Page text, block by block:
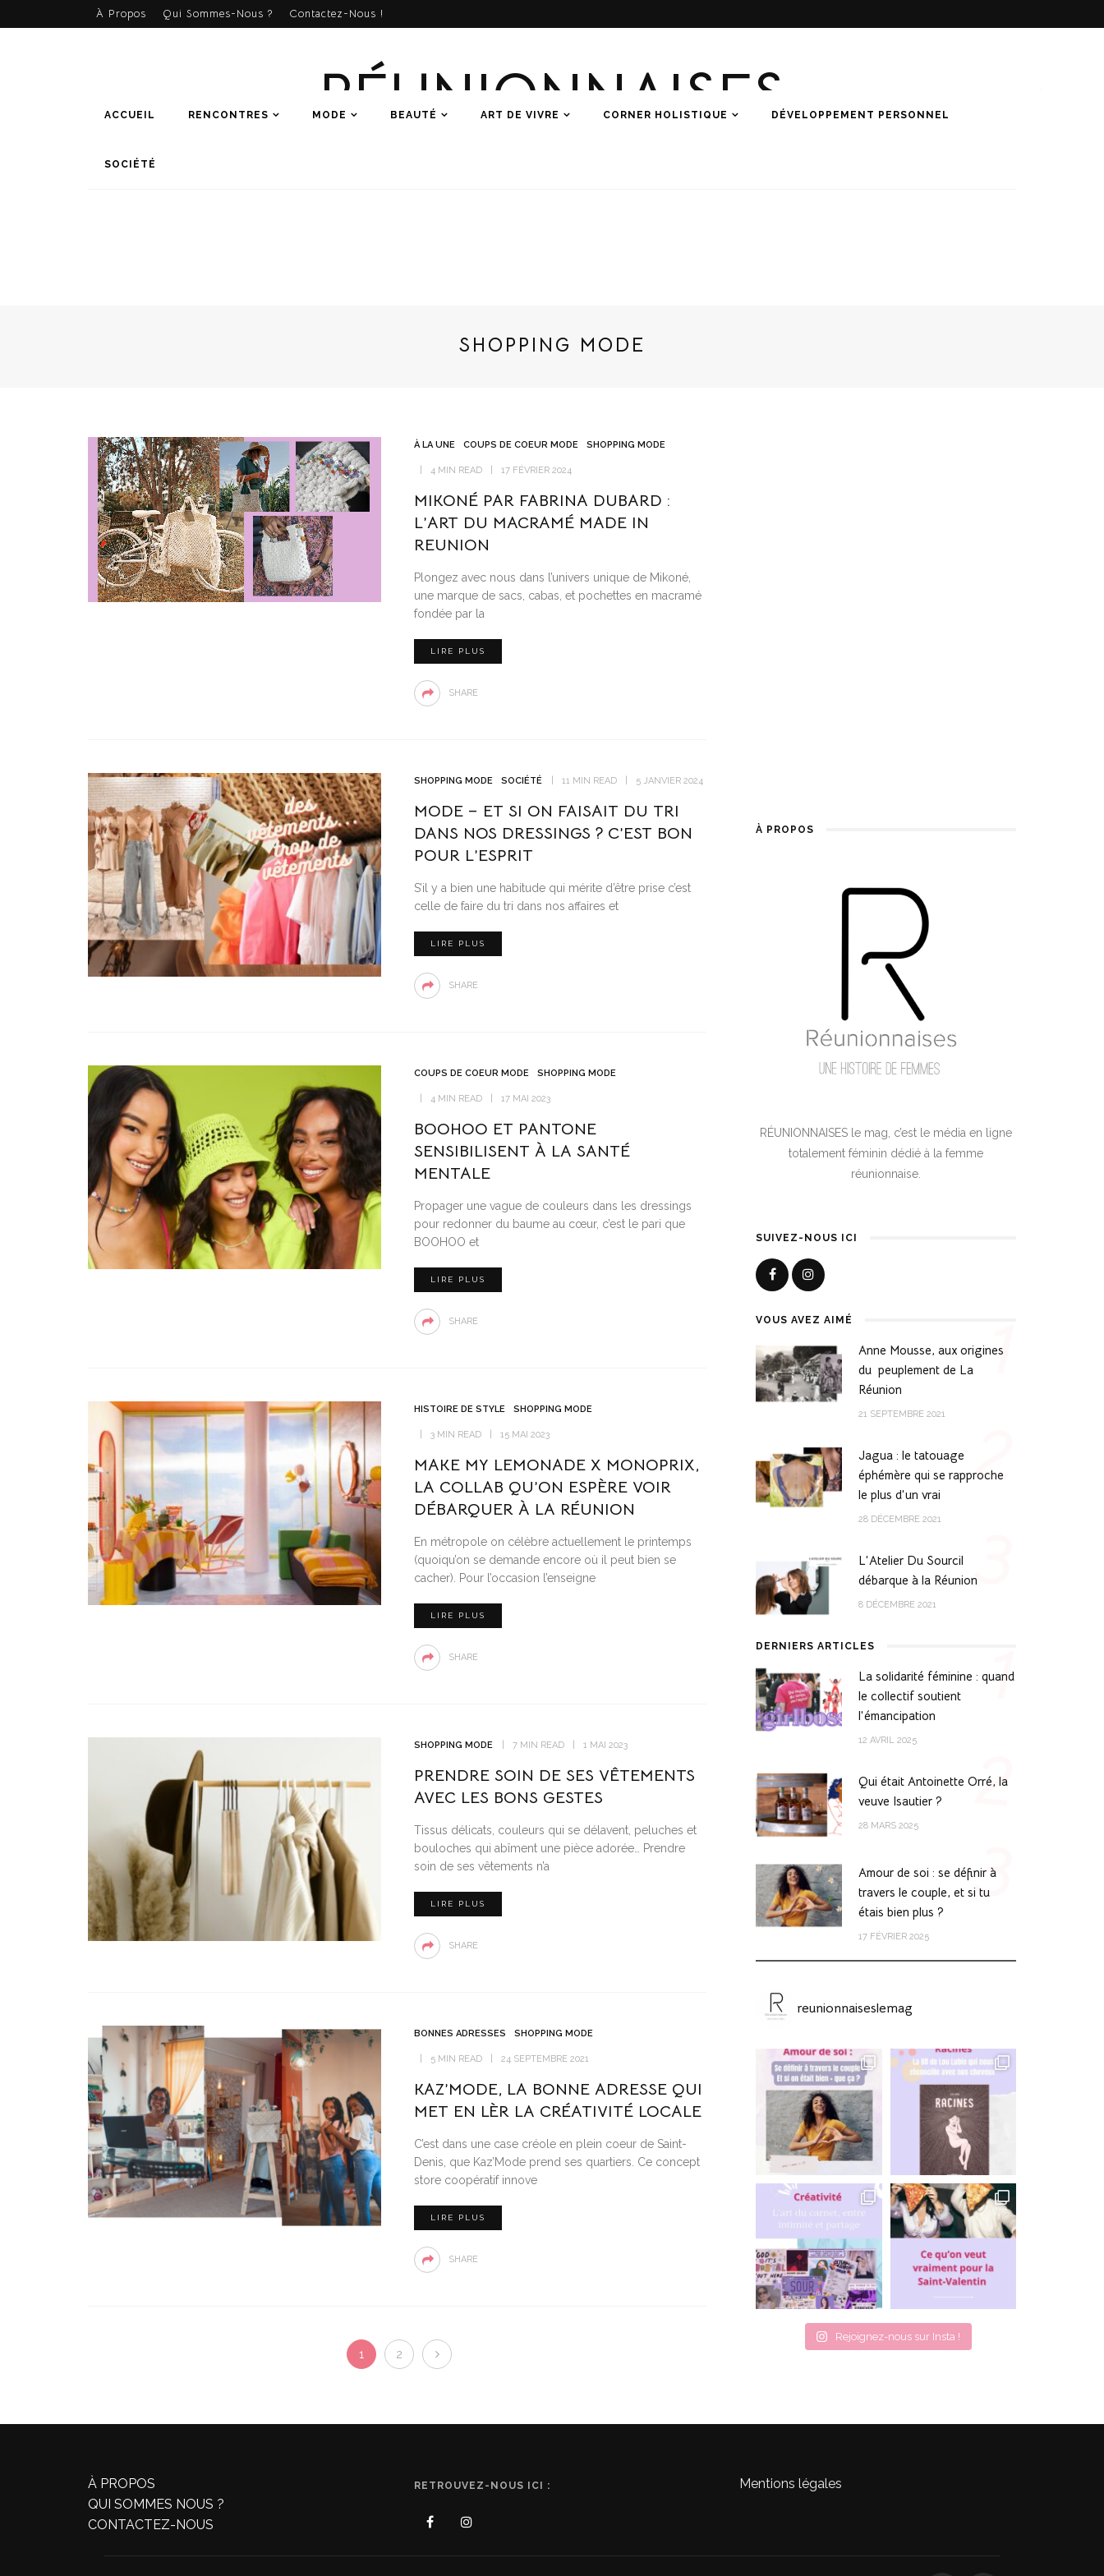
À Propos Qui Sommes-Nous ? Contactez-Nous !
RÉUNIONNAISES
ACCUEIL RENCONTRES MODE BEAUTÉ ART DE VIVRE CORNER HOLISTIQUE DÉVELOPPEMENT PERSONNEL
SOCIÉTÉ
SHOPPING MODE
À LA UNE COUPS DE COEUR MODE SHOPPING MODE
4 MIN READ 17 FÉVRIER 2024
MIKONÉ PAR FABRINA DUBARD :
L’ART DU MACRAMÉ MADE IN
REUNION
Plongez avec nous dans l’univers unique de Mikoné,
une marque de sacs, cabas, et pochettes en macramé
fondée par la
LIRE PLUS
SHARE
SHOPPING MODE SOCIÉTÉ 11 MIN READ 5 JANVIER 2024
MODE – ET SI ON FAISAIT DU TRI
DANS NOS DRESSINGS ? C’EST BON
POUR L’ESPRIT
S’il y a bien une habitude qui mérite d’être prise c’est
celle de faire du tri dans nos affaires et
LIRE PLUS
SHARE
COUPS DE COEUR MODE SHOPPING MODE
4 MIN READ 17 MAI 2023
BOOHOO ET PANTONE
SENSIBILISENT À LA SANTÉ
MENTALE
Propager une vague de couleurs dans les dressings
pour redonner du baume au cœur, c’est le pari que
BOOHOO et
LIRE PLUS
SHARE
HISTOIRE DE STYLE SHOPPING MODE
3 MIN READ 15 MAI 2023
MAKE MY LEMONADE X MONOPRIX,
LA COLLAB QU’ON ESPÈRE VOIR
DÉBARQUER À LA RÉUNION
En métropole on célèbre actuellement le printemps
(quoiqu’on se demande encore où il peut bien se
cacher). Pour l’occasion l’enseigne
LIRE PLUS
SHARE
SHOPPING MODE 7 MIN READ 1 MAI 2023
PRENDRE SOIN DE SES VÊTEMENTS
AVEC LES BONS GESTES
Tissus délicats, couleurs qui se délavent, peluches et
bouloches qui abîment une pièce adorée… Prendre
soin de ses vêtements n’a
LIRE PLUS
SHARE
BONNES ADRESSES SHOPPING MODE
5 MIN READ 24 SEPTEMBRE 2021
KAZ’MODE, LA BONNE ADRESSE QUI
MET EN LÈR LA CRÉATIVITÉ LOCALE
C’est dans une case créole en plein coeur de Saint-
Denis, que Kaz’Mode prend ses quartiers. Ce concept
store coopératif innove
LIRE PLUS
SHARE
1 2
À PROPOS
RÉUNIONNAISES le mag, c’est le média en ligne
totalement féminin dédié à la femme
réunionnaise.
SUIVEZ-NOUS ICI
VOUS AVEZ AIMÉ
Anne Mousse, aux origines
du peuplement de La
Réunion
21 SEPTEMBRE 2021
1
Jagua : le tatouage
éphémère qui se rapproche
le plus d’un vrai
28 DÉCEMBRE 2021
2
L’Atelier Du Sourcil
débarque à la Réunion
8 DÉCEMBRE 2021 3
DERNIERS ARTICLES
La solidarité féminine : quand
le collectif soutient
l’émancipation
12 AVRIL 2025
1
Qui était Antoinette Orré, la
veuve Isautier ?
28 MARS 2025 2
Amour de soi : se définir à
travers le couple, et si tu
étais bien plus ?
17 FÉVRIER 2025
3
reunionnaiseslemag
Rejoignez-nous sur Insta !
À PROPOS
QUI SOMMES NOUS ?
CONTACTEZ-NOUS
RETROUVEZ-NOUS ICI : Mentions légales